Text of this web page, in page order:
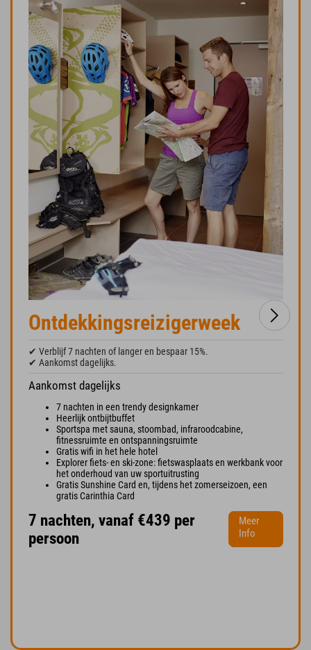
Ontdekkingsreizigerweek
✔ Verblijf 7 nachten of langer en bespaar 15%.
✔ Aankomst dagelijks.
Aankomst dagelijks
7 nachten in een trendy designkamer
Heerlijk ontbijtbuffet
Sportspa met sauna, stoombad, infraroodcabine,
fitnessruimte en ontspanningsruimte
Gratis wifi in het hele hotel
Explorer fiets- en ski-zone: fietswasplaats en werkbank voor
het onderhoud van uw sportuitrusting
Gratis Sunshine Card en, tijdens het zomerseizoen, een
gratis Carinthia Card
7 nachten, vanaf €439 per
persoon
Meer
Info